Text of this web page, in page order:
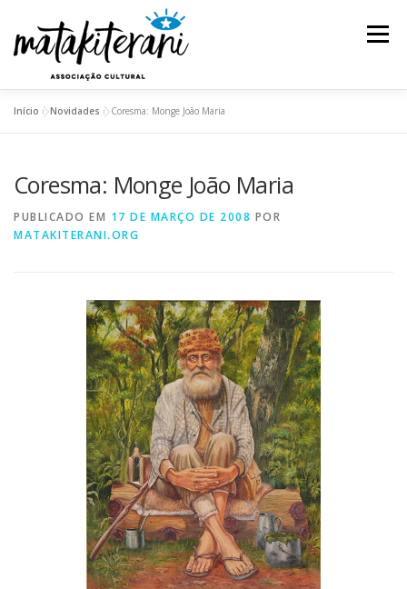
Menu
ESPETÁCULOS REDE DE SABEDORIA
Início »Novidades »Coresma: Monge João Maria
Coresma: Monge João Maria
PUBLICADO EM 17 DE MARÇO DE 2008 POR
MATAKITERANI.ORG